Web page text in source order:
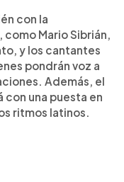
con la
Mario Sibrián,
y los cantantes
pondrán voz a
Además, el
con una puesta en
ritmos latinos.